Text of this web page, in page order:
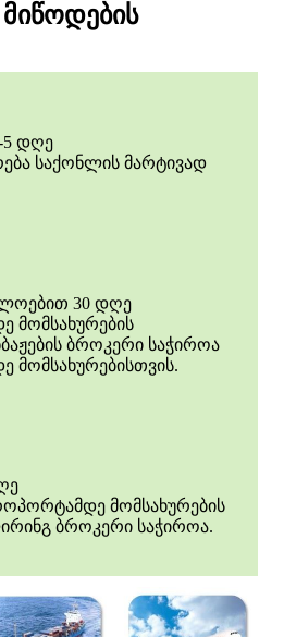
5 დღე
საქონლის მარტივად
30 დღე
მომსახურების
ბროკერი საჭიროა
მომსახურებისთვის.
მომსახურების
ბროკერი საჭიროა.